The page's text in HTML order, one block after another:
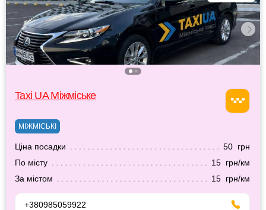
Taxi UA Міжміське
МІЖМІСЬКІ
Ціна посадки
50 грн
По місту
15 грн/км
За містом
15 грн/км
+380985059922